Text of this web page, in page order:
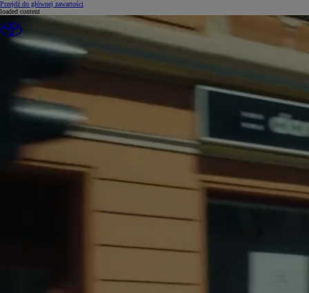
Przejdź do głównej zawartości
loaded content